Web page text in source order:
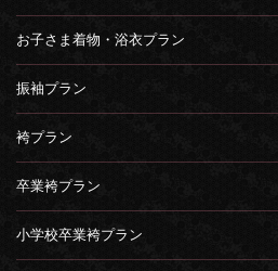
お子さま着物・浴衣プラン
振袖プラン
袴プラン
卒業袴プラン
小学校卒業袴プラン